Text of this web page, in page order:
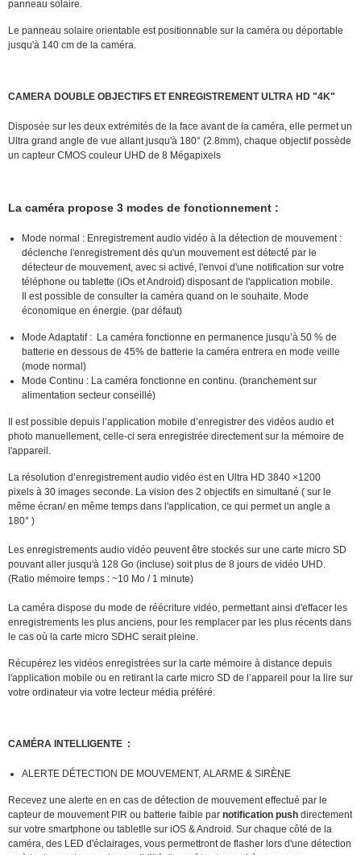
panneau solaire.
Le panneau solaire orientable est positionnable sur la caméra ou déportable
jusqu'à 140 cm de la caméra.
CAMERA DOUBLE OBJECTIFS ET ENREGISTREMENT ULTRA HD "4K"
Disposée sur les deux extrémités de la face avant de la caméra, elle permet un
Ultra grand angle de vue allant jusqu'à 180° (2.8mm), chaque objectif possède
un capteur CMOS couleur UHD de 8 Mégapixels
La caméra propose 3 modes de fonctionnement :
Mode normal : Enregistrement audio vidéo à la détection de mouvement :
déclenche l'enregistrement dès qu'un mouvement est détecté par le
détecteur de mouvement, avec si activé, l'envoi d'une notification sur votre
téléphone ou tablette (iOs et Android) disposant de l'application mobile.
Il est possible de consulter la caméra quand on le souhaite. Mode
économique en énergie. (par défaut)
Mode Adaptatif : La caméra fonctionne en permanence jusqu’à 50 % de
batterie en dessous de 45% de batterie la caméra entrera en mode veille
(mode normal)
Mode Continu : La caméra fonctionne en continu. (branchement sur
alimentation secteur conseillé)
Il est possible depuis l’application mobile d’enregistrer des vidéos audio et
photo manuellement, celle-ci sera enregistrée directement sur la mémoire de
l'appareil.
La résolution d’enregistrement audio vidéo est en Ultra HD 3840 ×1200
pixels à 30 images seconde. La vision des 2 objectifs en simultané ( sur le
même écran/ en même temps dans l'application, ce qui permet un angle a
180° )
Les enregistrements audio vidéo peuvent être stockés sur une carte micro SD
pouvant aller jusqu'à 128 Go (incluse) soit plus de 8 jours de vidéo UHD.
(Ratio mémoire temps : ~10 Mo / 1 minute)
La caméra dispose du mode de réécriture vidéo, permettant ainsi d'effacer les
enregistrements les plus anciens, pour les remplacer par les plus récents dans
le cas où la carte micro SDHC serait pleine.
Récupérez les vidéos enregistrées sur la carte mémoire à distance depuis
l'application mobile ou en retirant la carte micro SD de l’appareil pour la lire sur
votre ordinateur via votre lecteur média préféré.
CAMÉRA INTELLIGENTE :
ALERTE DÉTECTION DE MOUVEMENT, ALARME & SIRÈNE
Recevez une alerte en en cas de détection de mouvement effectué par le
capteur de mouvement PIR ou batterie faible par notification push directement
sur votre smartphone ou tabletlle sur iOS & Android. Sur chaque côté de la
caméra, des LED d'éclairages, vous permettront de flasher lors d'une détection